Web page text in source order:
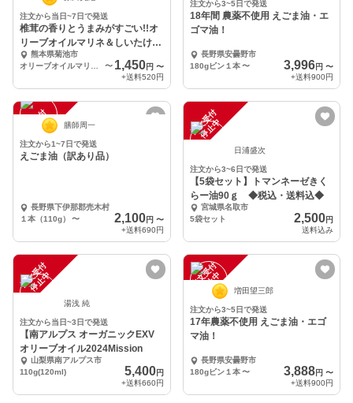
注文から当日~7日で発送
椎茸の香りとうまみがすごい!!オ
リーブオイルマリネ＆しいたけデ
ュクセル
熊本県菊池市
〜 1,450円 〜
+送料520円
注文から3~5日で発送
18年間 農薬不使用 えごま油・エ
ゴマ油！
長野県安曇野市
180gビン１本 〜 3,996円 〜
+送料900円
注
文
受
付
停
止
中 膳師周一
注文から1~7日で発送
えごま油（訳あり品）
長野県下伊那郡売木村
１本（110g）
〜 2,100円 〜
+送料690円
注
文
受
付
停
止
中
日浦盛次
注文から3~6日で発送
【5袋セット】トマンネーゼきく
らー油90ｇ ◆税込・送料込◆
宮城県名取市
5袋セット
2,500円
送料込み
注
文
受
付
停
止
中
湯浅 純
注文から当日~3日で発送
【南アルプス オーガニックEXV
オリーブオイル2024Mission
山梨県南アルプス市
110g(120ml)
5,400円
+送料660円
注
文
受
付
停
止
中 増田望三郎
注文から3~5日で発送
17年農薬不使用 えごま油・エゴ
マ油！
長野県安曇野市
180gビン１本 〜 3,888円 〜
+送料900円